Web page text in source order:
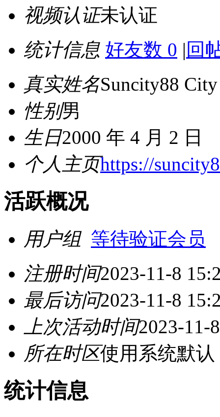
视频认证未认证
统计信息 好友数 0 | 回
真实姓名Suncity88 City
性别男
生日2000 年 4 月 2 日
个人主页https://
活跃概况
用户组 等待验证会员
注册时间2023-11-8
最后访问2023-11-8
上次活动时间2023-11-
所在时区使用系统默认
统计信息